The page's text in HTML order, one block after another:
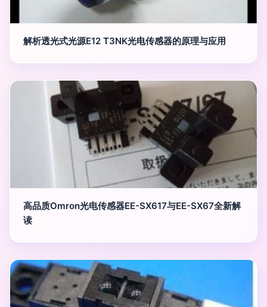
解析透光式光源E12 T3NK光电传感器的原理与应用
高品质Omron光电传感器EE-SX617与EE-SX67全新解
读